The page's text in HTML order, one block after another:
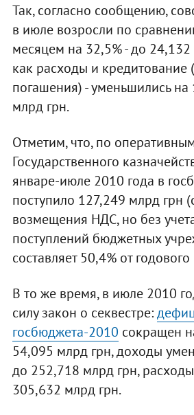
Так, согласно сообщению,
в июле возросли по
месяцем на 32,5% - до 24,132
как расходы и кредитование
погашения) - уменьшились
млрд грн.
Отметим, что, по
Государственного
январе-июле 2010 года в
поступило 127,249 млрд грн
возмещения НДС, но без
поступлений бюджетных
составляет 50,4% от
В то же время, в июле 2010
силу закон о секвестре:
госбюджета-2010 сокращен
54,095 млрд грн, доходы
до 252,718 млрд грн,
305,632 млрд грн.